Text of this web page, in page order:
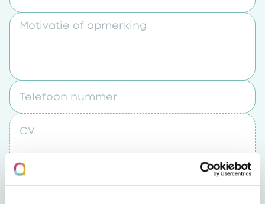
Motivatie of opmerking
Telefoon nummer
CV